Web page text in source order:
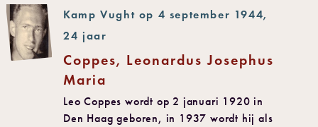
Kamp Vught op 4 september 1944,
24 jaar
Coppes, Leonardus Josephus
Maria
Leo Coppes wordt op 2 januari 1920 in
Den Haag geboren, in 1937 wordt hij als